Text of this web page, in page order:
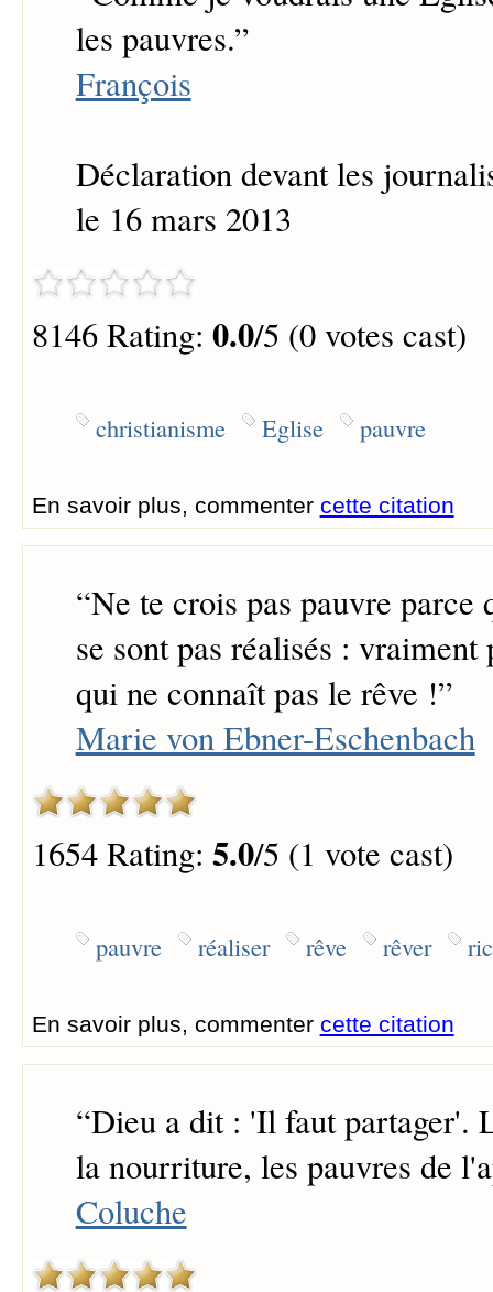
les pauvres.”
François
Déclaration devant les
le 16 mars 2013
8146 Rating: 0.0/5 (0 votes cast)
christianisme Eglise pauvre
En savoir plus, commenter cette citation
“Ne te crois pas pauvre parce
se sont pas réalisés :
qui ne connaît pas le rêve !”
Marie von Ebner-Eschenbach
1654 Rating: 5.0/5 (1 vote cast)
pauvre réaliser rêve rêver
En savoir plus, commenter cette citation
“Dieu a dit : 'Il faut partager'.
la nourriture, les pauvres de
Coluche